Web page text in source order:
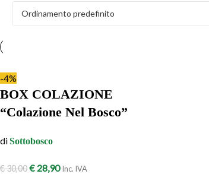
-4%
BOX COLAZIONE
“Colazione Nel Bosco”
diSottobosco
€30,00€ 28,90 Inc. IVA